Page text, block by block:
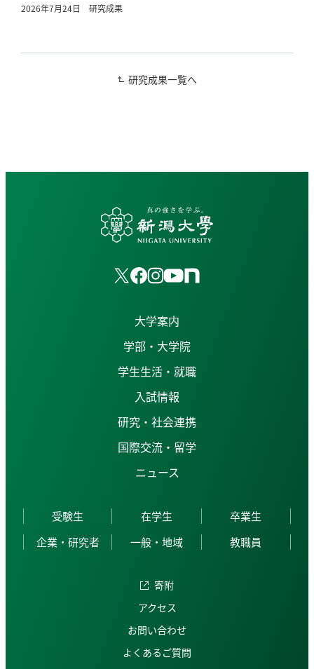
2026年7月24日 研究成果
研究成果一覧へ
大学案内
学部・大学院
学生生活・就職
入試情報
研究・社会連携
国際交流・留学
ニュース
受験生 在学生
卒業生
企業・研究者
一般・地域 教職員
寄附
アクセス
お問い合わせ
よくあるご質問